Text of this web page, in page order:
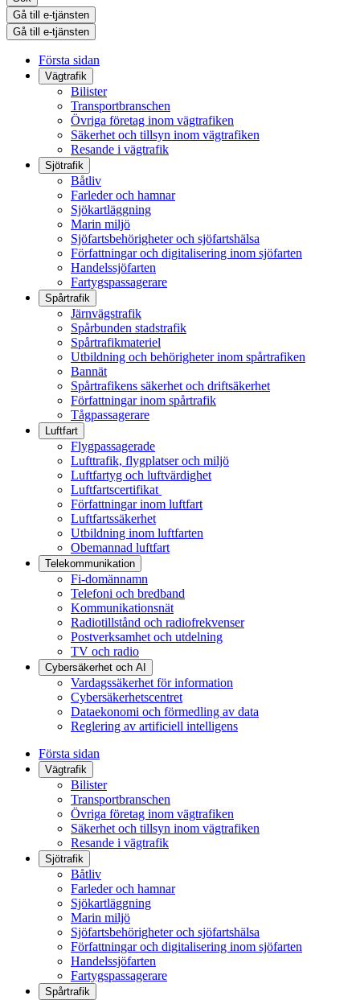
Gå till e-tjänsten
Gå till e-tjänsten
Första sidan
Vägtrafik
Bilister
Transportbranschen
Övriga företag inom vägtrafiken
Säkerhet och tillsyn inom vägtrafiken
Resande i vägtrafik
Sjötrafik
Båtliv
Farleder och hamnar
Sjökartläggning
Marin miljö
Sjöfartsbehörigheter och sjöfartshälsa
Författningar och digitalisering inom sjöfarten
Handelssjöfarten
Fartygspassagerare
Spårtrafik
Järnvägstrafik
Spårbunden stadstrafik
Spårtrafikmateriel
Utbildning och behörigheter inom spårtrafiken
Bannät
Spårtrafikens säkerhet och driftsäkerhet
Författningar inom spårtrafik
Tågpassagerare
Luftfart
Flygpassagerade
Lufttrafik, flygplatser och miljö
Luftfartyg och luftvärdighet
Luftfartscertifikat
Författningar inom luftfart
Luftfartssäkerhet
Utbildning inom luftfarten
Obemannad luftfart
Telekommunikation
Fi-domännamn
Telefoni och bredband
Kommunikationsnät
Radiotillstånd och radiofrekvenser
Postverksamhet och utdelning
TV och radio
Cybersäkerhet och AI
Vardagssäkerhet för information
Cybersäkerhetscentret
Dataekonomi och förmedling av data
Reglering av artificiell intelligens
Första sidan
Vägtrafik
Bilister
Transportbranschen
Övriga företag inom vägtrafiken
Säkerhet och tillsyn inom vägtrafiken
Resande i vägtrafik
Sjötrafik
Båtliv
Farleder och hamnar
Sjökartläggning
Marin miljö
Sjöfartsbehörigheter och sjöfartshälsa
Författningar och digitalisering inom sjöfarten
Handelssjöfarten
Fartygspassagerare
Spårtrafik